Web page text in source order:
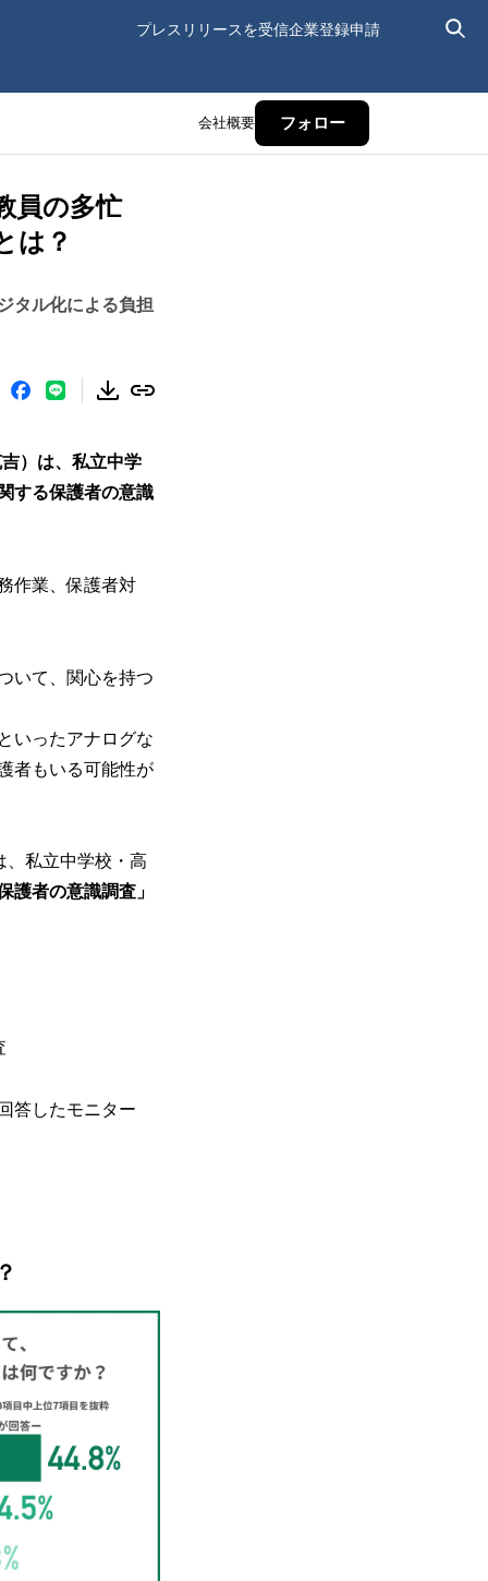
プレスリリースを受信企業登録申請
会社概要 フォロー
員の多忙
は？
タル化による負担
）は、私立中学
する保護者の意識
作業、保護者対
いて、関心を持つ
いったアナログな
者もいる可能性が
、私立中学校・高
護者の意識調査」
答したモニター